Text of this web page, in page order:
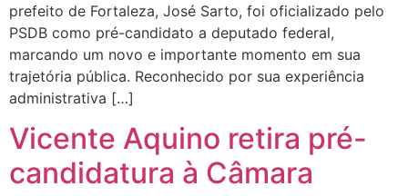
prefeito de Fortaleza, José Sarto, foi oficializado pelo
PSDB como pré-candidato a deputado federal,
marcando um novo e importante momento em sua
trajetória pública. Reconhecido por sua experiência
administrativa […]
Vicente Aquino retira pré-
candidatura à Câmara